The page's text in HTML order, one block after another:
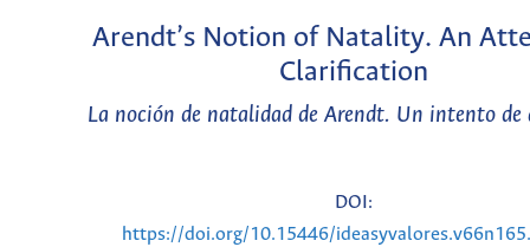
Arendt’s Notion of Natality. An
Clarification
La noción de natalidad de Arendt. Un intento de
DOI:
https://doi.org/10.15446/